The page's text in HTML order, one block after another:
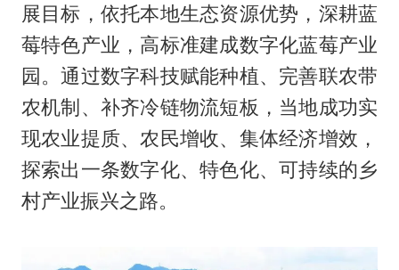
展目标，依托本地生态资源优势，深耕蓝
莓特色产业，高标准建成数字化蓝莓产业
园。通过数字科技赋能种植、完善联农带
农机制、补齐冷链物流短板，当地成功实
现农业提质、农民增收、集体经济增效，
探索出一条数字化、特色化、可持续的乡
村产业振兴之路。